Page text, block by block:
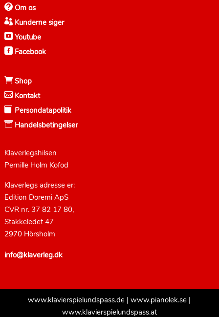
Om os
Kunderne siger
Youtube
Facebook
Shop
Kontakt
 Persondatapolitik
 Handelsbetingelser
Klaverlegshilsen
Pernille Holm Kofod
Klaverlegs adresse er:
Edition Doremi ApS
CVR nr. 37 82 17 80,
Stakkeledet 47
2970 Hörsholm
info@klaverleg.dk
www.klavierspielundspass.de |www.pianolek.se |
www.klavierspielundspass.at